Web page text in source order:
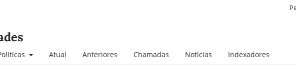
Atual Anteriores Chamadas Notícias Indexadores